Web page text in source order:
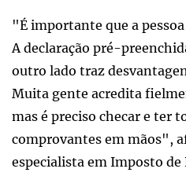
"É importante que a
A declaração pré-
outro lado traz
Muita gente acredita
mas é preciso checar e ter
comprovantes em mãos",
especialista em Imposto de